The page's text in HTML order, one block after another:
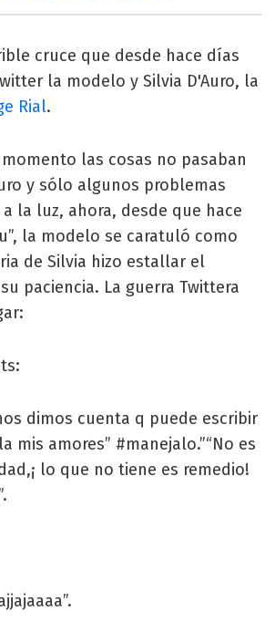
cruce que desde hace días
la modelo y Silvia D'Auro, la
Rial.
las cosas no pasaban
y sólo algunos problemas
la luz, ahora, desde que hace
la modelo se caratuló como
de Silvia hizo estallar el
paciencia. La guerra Twittera
dimos cuenta q puede escribir
mis amores” #manejalo.”“No es
lo que no tiene es remedio!